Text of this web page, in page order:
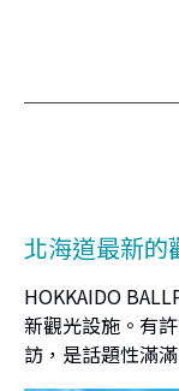
北海道最新的
HOKKAIDO
新觀光設施。有
訪，是話題性滿